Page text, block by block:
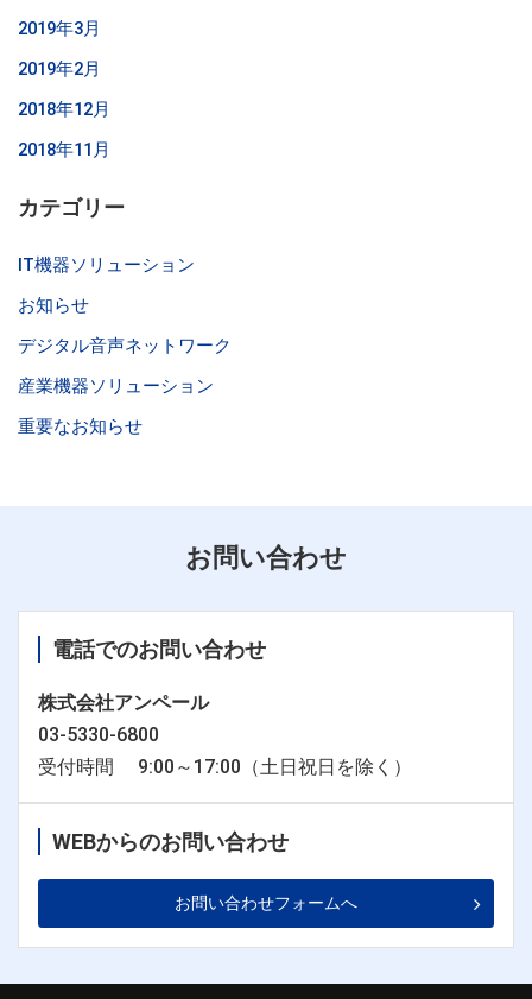
2019年3月
2019年2月
2018年12月
2018年11月
カテゴリー
IT機器ソリューション
お知らせ
デジタル音声ネットワーク
産業機器ソリューション
重要なお知らせ
お問い合わせ
電話でのお問い合わせ
株式会社アンペール
03-5330-6800
受付時間 9:00～17:00（土日祝日を除く）
WEBからのお問い合わせ
お問い合わせフォームへ